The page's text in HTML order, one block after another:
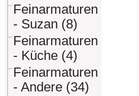
Feinarmaturen
- Suzan (8)
Feinarmaturen
- Küche (4)
Feinarmaturen
- Andere (34)